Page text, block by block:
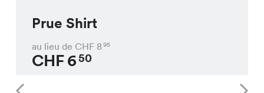
Prue Shirt
au lieu de CHF 895
CHF650